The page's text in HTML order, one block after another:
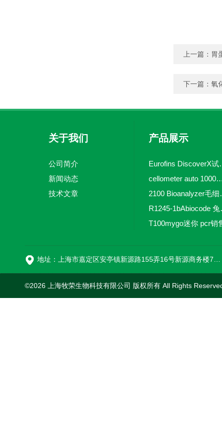
上一篇： 胃
下一篇： 氧
关于我们
公司简介
新闻动态
技术文章
产品展示
cellometer auto 1000全自
2100
T100mygo迷你 pcr销
©2026 上海牧荣生物科技有限公司 版权所有 All Rights